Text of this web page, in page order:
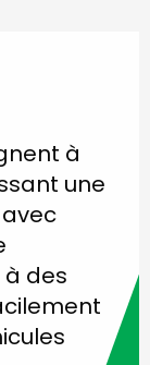
à
une
des